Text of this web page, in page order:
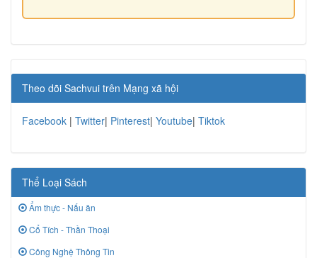
Theo dõi Sachvui trên Mạng xã hội
Facebook | Twitter| Pinterest| Youtube| Tiktok
Thể Loại Sách
Ẩm thực - Nấu ăn
Cổ Tích - Thần Thoại
Công Nghệ Thông Tin